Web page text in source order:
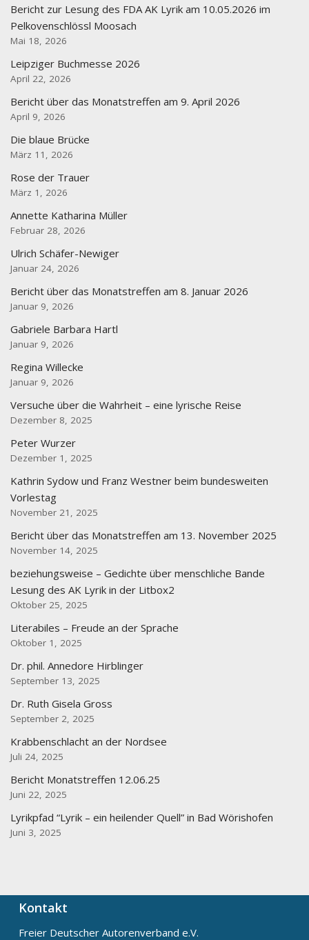
Bericht zur Lesung des FDA AK Lyrik am 10.05.2026 im
Pelkovenschlössl Moosach
Mai 18, 2026
Leipziger Buchmesse 2026
April 22, 2026
Bericht über das Monatstreffen am 9. April 2026
April 9, 2026
Die blaue Brücke
März 11, 2026
Rose der Trauer
März 1, 2026
Annette Katharina Müller
Februar 28, 2026
Ulrich Schäfer-Newiger
Januar 24, 2026
Bericht über das Monatstreffen am 8. Januar 2026
Januar 9, 2026
Gabriele Barbara Hartl
Januar 9, 2026
Regina Willecke
Januar 9, 2026
Versuche über die Wahrheit – eine lyrische Reise
Dezember 8, 2025
Peter Wurzer
Dezember 1, 2025
Kathrin Sydow und Franz Westner beim bundesweiten
Vorlestag
November 21, 2025
Bericht über das Monatstreffen am 13. November 2025
November 14, 2025
beziehungsweise – Gedichte über menschliche Bande
Lesung des AK Lyrik in der Litbox2
Oktober 25, 2025
Literabiles – Freude an der Sprache
Oktober 1, 2025
Dr. phil. Annedore Hirblinger
September 13, 2025
Dr. Ruth Gisela Gross
September 2, 2025
Krabbenschlacht an der Nordsee
Juli 24, 2025
Bericht Monatstreffen 12.06.25
Juni 22, 2025
Lyrikpfad “Lyrik – ein heilender Quell” in Bad Wörishofen
Juni 3, 2025
Kontakt
Freier Deutscher Autorenverband e.V.